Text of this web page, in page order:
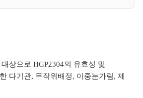
상으로 HGP2304의 유효성 및
다기관, 무작위배정, 이중눈가림, 제